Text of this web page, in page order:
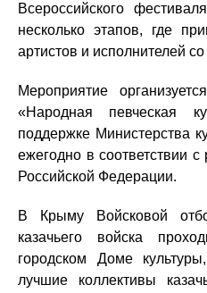
Всероссийского
несколько этапов, где
артистов и исполнителей
Мероприятие
«Народная певческая
поддержке Министерства
ежегодно в соответствии
Российской Федерации.
В Крыму Войсковой
казачьего войска
городском Доме
лучшие коллективы